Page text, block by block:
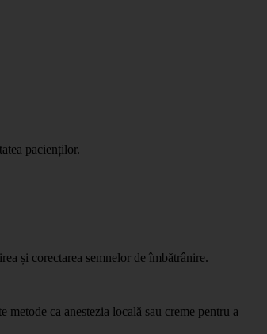
pacienților.
și corectarea semnelor de îmbătrânire.
ca anestezia locală sau creme pentru a